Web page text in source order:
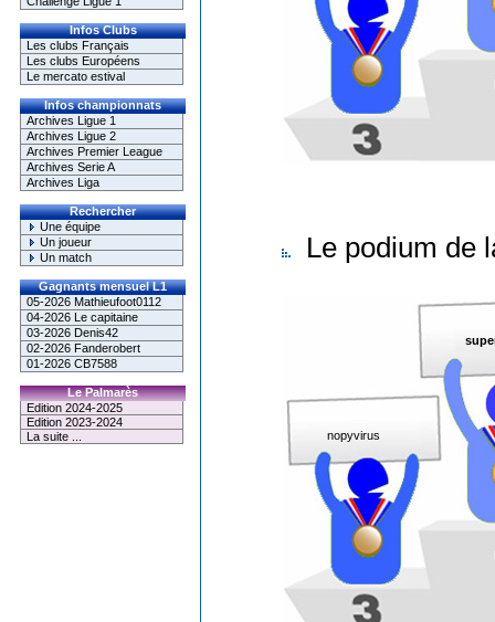
Infos Clubs
Les clubs Français
Les clubs Européens
Le mercato estival
Infos championnats
Archives Ligue 1
Archives Ligue 2
Archives Premier League
Archives Serie A
Archives Liga
Rechercher
Une équipe
Un joueur
Un match
Gagnants mensuel L1
05-2026 Mathieufoot0112
04-2026 Le capitaine
03-2026 Denis42
02-2026 Fanderobert
01-2026 CB7588
Le Palmarès
Edition 2024-2025
Edition 2023-2024
La suite ...
Le podium de
nopyvirus